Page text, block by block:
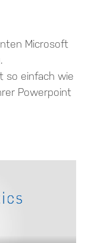
Microsoft
so einfach wie
Powerpoint